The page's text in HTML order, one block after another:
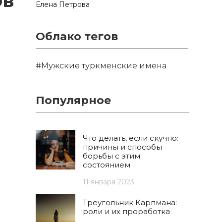
Елена Петрова
Облако тегов
#Мужские туркменские имена
Популярное
Что делать, если скучно:
причины и способы
борьбы с этим
состоянием
11 января 2023
Треугольник Карпмана:
роли и их проработка